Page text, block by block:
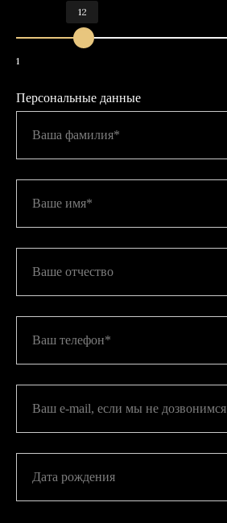
12
1
Персональные данные
Ваша фамилия*
Ваше имя*
Ваше отчество
Ваш телефон*
Ваш e-mail, если мы не дозвонимся
Дата рождения